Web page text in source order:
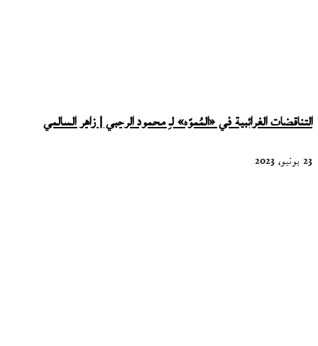
التناقضات الغرائبية في «المُموّه» لـِ محمود الرحبي | زاهر السالمي
23 يونيو، 2023